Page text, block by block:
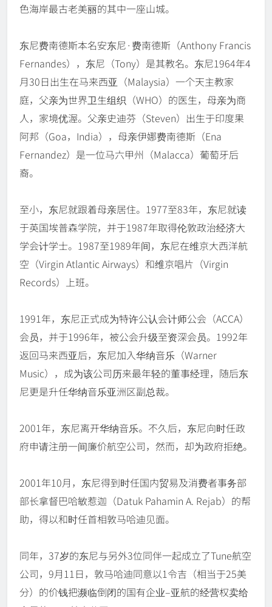
色海岸最古老美丽的其中一座山城。
东尼费南德斯本名安东尼·费南德斯（Anthony Francis
Fernandes），东尼（Tony）是其教名。东尼1964年4
月30日出生在马来西亚（Malaysia）一个天主教家
庭，父亲为世界卫生组织（WHO）的医生，母亲为商
人，家境优渥。父亲史迪芬（Steven）出生于印度果
阿邦（Goa，India），母亲伊娜费南德斯（Ena
Fernandez）是一位马六甲州（Malacca）葡萄牙后
裔。
至小，东尼就跟着母亲居住。1977至83年，东尼就读
于英国埃普森学院，并于1987年取得伦敦政治经济大
学会计学士。1987至1989年间，东尼在维京大西洋航
空（Virgin Atlantic Airways）和维京唱片（Virgin
Records）上班。
1991年，东尼正式成为特许公认会计师公会（ACCA）
会员，并于1996年，被公会升级至资深会员。1992年
返回马来西亚后，东尼加入华纳音乐（Warner
Music），成为该公司历来最年轻的董事经理，随后东
尼更是升任华纳音乐亚洲区副总裁。
2001年，东尼离开华纳音乐。不久后，东尼向时任政
府申请注册一间廉价航空公司，然而，却为政府拒绝。
2001年10月，东尼得到时任国内贸易及消费者事务部
部长拿督巴哈敏惹迦（Datuk Pahamin A. Rejab）的帮
助，得以和时任首相敦马哈迪见面。
同年，37岁的东尼与另外3位同伴一起成立了Tune航空
公司，9月11日，敦马哈迪同意以1令吉（相当于25美
分）的价钱把濒临倒闭的国有企业–亚航的经营权卖给